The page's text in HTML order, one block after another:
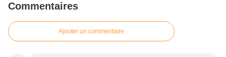
Commentaires
Ajouter un commentaire